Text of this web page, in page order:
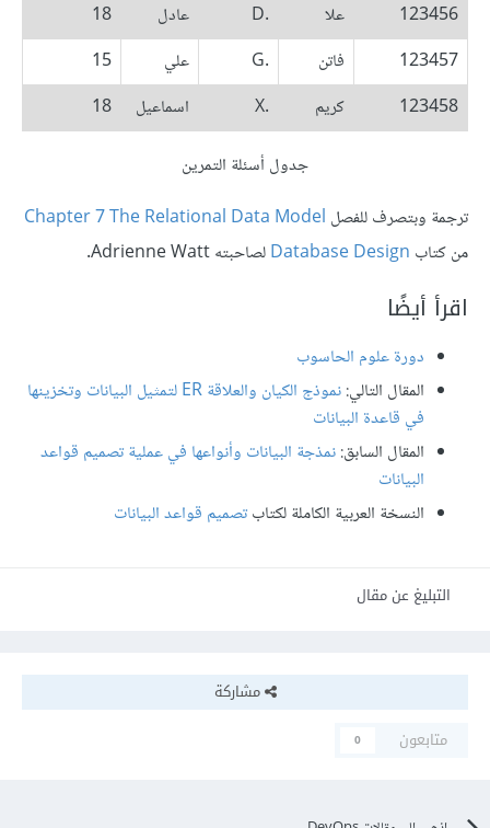
123456
علا .D عادل
18
123457
فاتن .G علي
15
123458
كريم .X اسماعيل
18
جدول أسئلة التمرين
ترجمة وبتصرف للفصل Chapter 7 The Relational Data Model
من كتاب Database Designلصاحبته Adrienne Watt.
اقرأ أيضًا
دورة علوم الحاسوب
المقال التالي:
نموذج الكيان والعلاقة ER لتمثيل البيانات وتخزينها
في قاعدة البيانات
المقال السابق:نمذجة البيانات وأنواعها في عملية تصميم قواعد
البيانات
النسخة العربية الكاملة لكتابتصميم قواعد البيانات
التبليغ عن مقال
مشاركة
متابعون
0